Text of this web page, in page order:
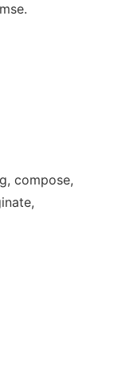
compose,